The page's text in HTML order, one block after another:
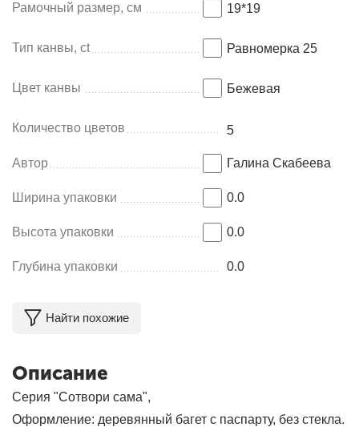
Рамочный размер, см 19*19
Тип канвы, ct Равномерка 25
Цвет канвы Бежевая
Количество цветов 5
Автор Галина Скабеева
Ширина упаковки 0.0
Высота упаковки 0.0
Глубина упаковки 0.0
Найти похожие
Описание
Серия "Сотвори сама",
Оформление: деревянный багет с паспарту, без стекла.